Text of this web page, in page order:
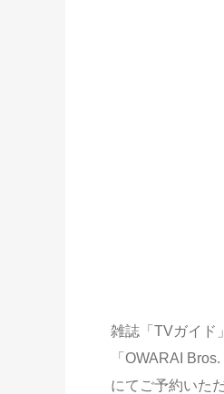
雑誌「TVガイド
「OWARAI
にてご予約いた